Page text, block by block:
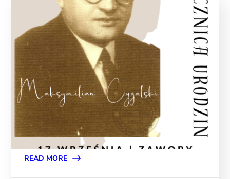
READ MORE